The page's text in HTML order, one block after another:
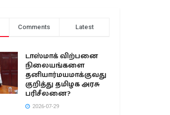
Comments Latest
டாஸ்மாக் விற்பனை
நிலையங்களை
தனியார்மயமாக்குவது
குறித்து தமிழக அரசு
பரிசீலனை?
2026-07-29